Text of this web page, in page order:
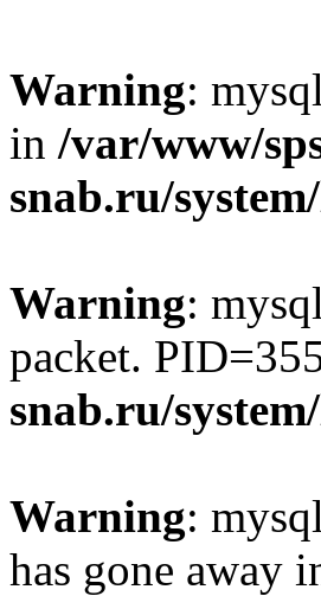
Warning:
in /var/www/
snab.ru/
Warning:
packet.
snab.ru/
Warning:
has gone away